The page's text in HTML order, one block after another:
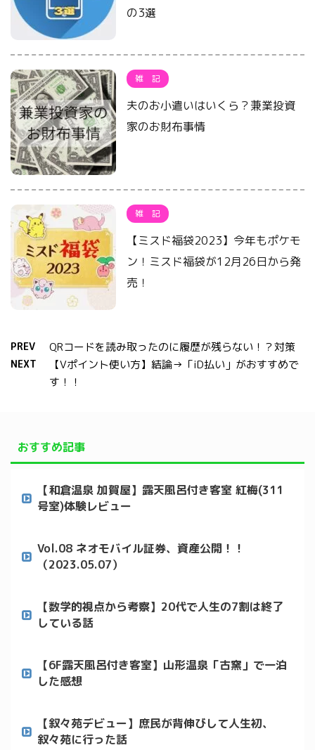
の3選
雑 記
夫のお小遣いはいくら？兼業投資
家のお財布事情
雑 記
【ミスド福袋2023】今年もポケモ
ン！ミスド福袋が12月26日から発
売！
PREV QRコードを読み取ったのに履歴が残らない！？対策
NEXT
【Vポイント使い方】結論→「iD払い」がおすすめで
す！！
おすすめ記事
【和倉温泉 加賀屋】露天風呂付き客室 紅梅(311
号室)体験レビュー
Vol.08 ネオモバイル証券、資産公開！！
（2023.05.07）
【数学的視点から考察】20代で人生の7割は終了
している話
【6F露天風呂付き客室】山形温泉「古窯」で一泊
した感想
【叙々苑デビュー】庶民が背伸びして人生初、
叙々苑に行った話